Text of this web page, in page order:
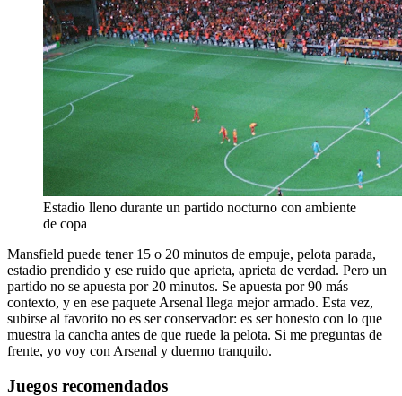
Estadio lleno durante un partido nocturno con ambiente
de copa
Mansfield puede tener 15 o 20 minutos de empuje, pelota parada,
estadio prendido y ese ruido que aprieta, aprieta de verdad. Pero un
partido no se apuesta por 20 minutos. Se apuesta por 90 más
contexto, y en ese paquete Arsenal llega mejor armado. Esta vez,
subirse al favorito no es ser conservador: es ser honesto con lo que
muestra la cancha antes de que ruede la pelota. Si me preguntas de
frente, yo voy con Arsenal y duermo tranquilo.
Juegos recomendados